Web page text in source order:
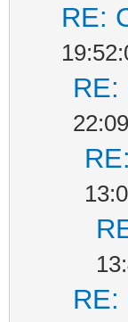
RE:
RE:
RE: